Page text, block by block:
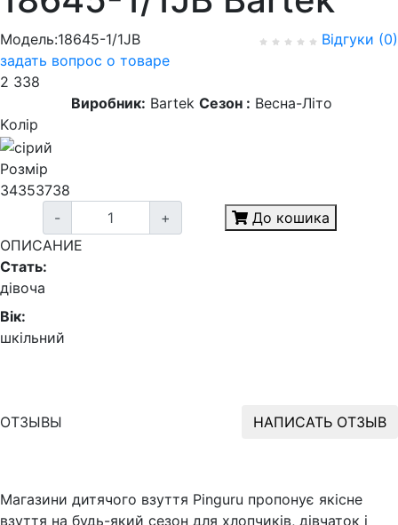
Модель:18645-1/1JB
Відгуки (0)
задать вопрос о товаре
2 338
Виробник: Bartek Сезон : Весна-Літо
Kолір
Розмір
34353738
-
+
До кошика
ОПИСАНИЕ
Стать:
дівоча
Вік:
шкільний
ОТЗЫВЫ НАПИСАТЬ ОТЗЫВ
Магазини дитячого взуття Pinguru пропонує якісне
взуття на будь-який сезон для хлопчиків, дівчаток і